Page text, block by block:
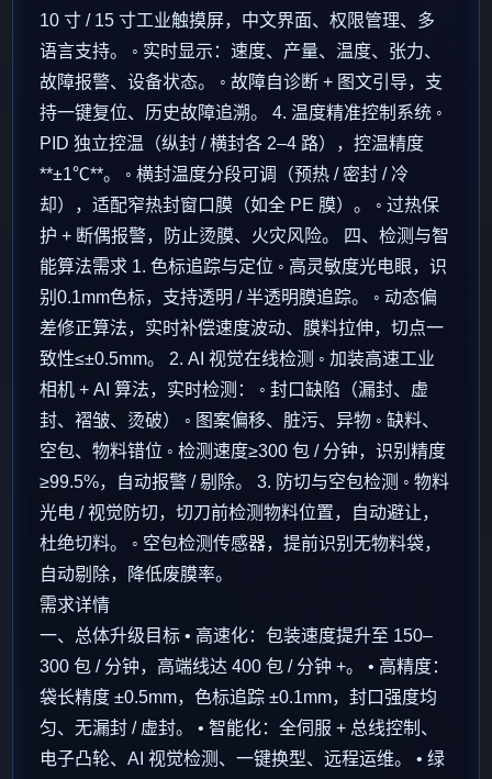
10 寸 / 15 寸工业触摸屏，中文界面、权限管理、多
语言支持。 ◦ 实时显示：速度、产量、温度、张力、
故障报警、设备状态。 ◦ 故障自诊断 + 图文引导，支
持一键复位、历史故障追溯。 4. 温度精准控制系统 ◦
PID 独立控温（纵封 / 横封各 2–4 路），控温精度
**±1℃**。 ◦ 横封温度分段可调（预热 / 密封 / 冷
却），适配窄热封窗口膜（如全 PE 膜）。 ◦ 过热保
护 + 断偶报警，防止烫膜、火灾风险。 四、检测与智
能算法需求 1. 色标追踪与定位 ◦ 高灵敏度光电眼，识
别0.1mm色标，支持透明 / 半透明膜追踪。 ◦ 动态偏
差修正算法，实时补偿速度波动、膜料拉伸，切点一
致性≤±0.5mm。 2. AI 视觉在线检测 ◦ 加装高速工业
相机 + AI 算法，实时检测： ◦ 封口缺陷（漏封、虚
封、褶皱、烫破） ◦ 图案偏移、脏污、异物 ◦ 缺料、
空包、物料错位 ◦ 检测速度≥300 包 / 分钟，识别精度
≥99.5%，自动报警 / 剔除。 3. 防切与空包检测 ◦ 物料
光电 / 视觉防切，切刀前检测物料位置，自动避让，
杜绝切料。 ◦ 空包检测传感器，提前识别无物料袋，
自动剔除，降低废膜率。
需求详情
一、总体升级目标 • 高速化：包装速度提升至 150–
300 包 / 分钟，高端线达 400 包 / 分钟 +。 • 高精度：
袋长精度 ±0.5mm，色标追踪 ±0.1mm，封口强度均
匀、无漏封 / 虚封。 • 智能化：全伺服 + 总线控制、
电子凸轮、AI 视觉检测、一键换型、远程运维。 • 绿